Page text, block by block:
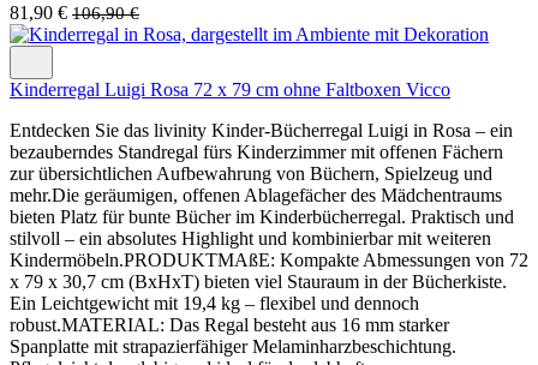
81,90 € 106,90 €
Kinderregal Luigi Rosa 72 x 79 cm ohne Faltboxen Vicco
Entdecken Sie das livinity Kinder-Bücherregal Luigi in Rosa – ein
bezauberndes Standregal fürs Kinderzimmer mit offenen Fächern
zur übersichtlichen Aufbewahrung von Büchern, Spielzeug und
mehr.Die geräumigen, offenen Ablagefächer des Mädchentraums
bieten Platz für bunte Bücher im Kinderbücherregal. Praktisch und
stilvoll – ein absolutes Highlight und kombinierbar mit weiteren
Kindermöbeln.PRODUKTMAßE: Kompakte Abmessungen von 72
x 79 x 30,7 cm (BxHxT) bieten viel Stauraum in der Bücherkiste.
Ein Leichtgewicht mit 19,4 kg – flexibel und dennoch
robust.MATERIAL: Das Regal besteht aus 16 mm starker
Spanplatte mit strapazierfähiger Melaminharzbeschichtung.